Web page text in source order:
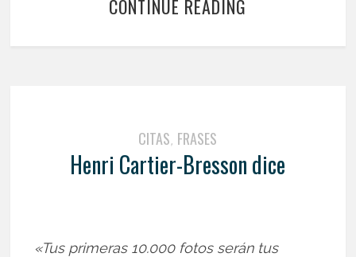
CONTINUE READING
CITAS, FRASES
Henri Cartier-Bresson dice
«Tus primeras 10.000 fotos serán tus